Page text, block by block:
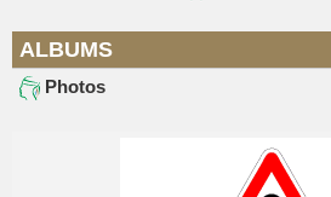
ALBUMS
Photos